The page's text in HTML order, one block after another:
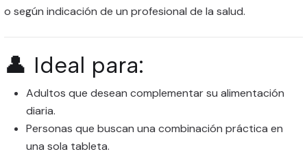
o según indicación de un profesional de la salud.
👤 Ideal para:
Adultos que desean complementar su alimentación
diaria.
Personas que buscan una combinación práctica en
una sola tableta.